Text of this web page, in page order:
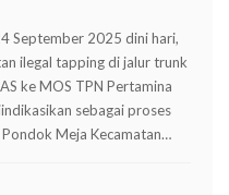
September 2025 dini hari,
ilegal tapping di jalur trunk
ke MOS TPN Pertamina
sebagai proses
Meja Kecamatan…